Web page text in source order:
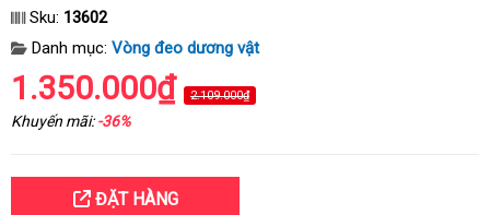
Sku: 13602
Danh mục: Vòng đeo dương vật
1.350.000₫ 2.109.000₫
Khuyến mãi:-36%
ĐẶT HÀNG